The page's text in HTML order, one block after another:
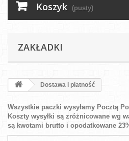
Koszyk (pusty)
ZAKŁADKI
Dostawa i płatność
Wszystkie paczki wysyłamy Pocztą
Koszty wysyłki są zróżnicowane wg
są kwotami brutto i opodatkowane